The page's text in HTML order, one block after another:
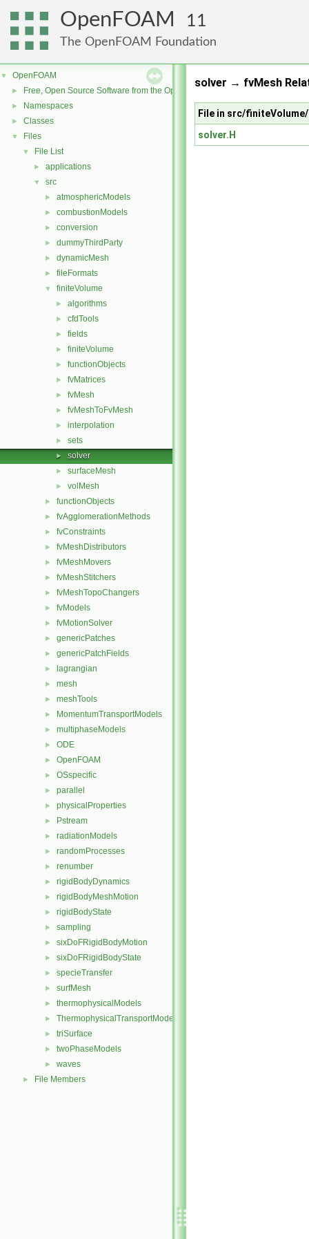
OpenFOAM 11
The OpenFOAM Foundation
▼ OpenFOAM
► Free, Open Source Software from the OpenFOAM Foundation
► Namespaces
► Classes
▼ Files
▼ File List
► applications
▼ src
► atmosphericModels
► combustionModels
► conversion
► dummyThirdParty
► dynamicMesh
► fileFormats
▼ finiteVolume
► algorithms
► cfdTools
► fields
► finiteVolume
► functionObjects
► fvMatrices
► fvMesh
► fvMeshToFvMesh
► interpolation
► sets
► solver
► surfaceMesh
► volMesh
► functionObjects
► fvAgglomerationMethods
► fvConstraints
► fvMeshDistributors
► fvMeshMovers
► fvMeshStitchers
► fvMeshTopoChangers
► fvModels
► fvMotionSolver
► genericPatches
► genericPatchFields
► lagrangian
► mesh
► meshTools
► MomentumTransportModels
► multiphaseModels
► ODE
► OpenFOAM
► OSspecific
► parallel
► physicalProperties
► Pstream
► radiationModels
► randomProcesses
► renumber
► rigidBodyDynamics
► rigidBodyMeshMotion
► rigidBodyState
► sampling
► sixDoFRigidBodyMotion
► sixDoFRigidBodyState
► specieTransfer
► surfMesh
► thermophysicalModels
► ThermophysicalTransportModels
► triSurface
► twoPhaseModels
► waves
► File Members
solver → fvMesh
File in src/
solver.H